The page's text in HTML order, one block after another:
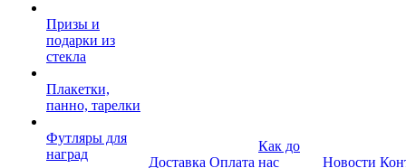
Призы и
подарки из
стекла
Плакетки,
панно, тарелки
Футляры для
наград
Доставка Оплата
Как до
нас
Новости